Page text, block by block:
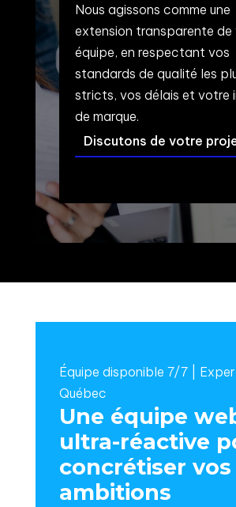
Nous agissons comme une
extension transparente de
équipe, en respectant vos
standards de qualité les
stricts, vos délais et votre
de marque.
Discutons de votre
Équipe disponible 7/7 |
Québec
Une équipe
ultra-réactive
concrétiser vos
ambitions